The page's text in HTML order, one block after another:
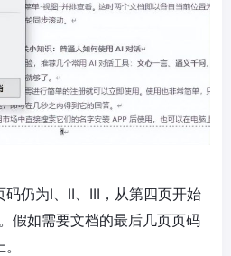
仍为I、II、III，从第四页开始
假如需要文档的最后几页页码